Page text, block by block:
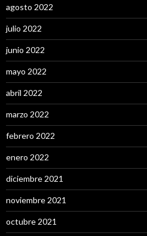
agosto 2022
julio 2022
junio 2022
mayo 2022
abril 2022
marzo 2022
febrero 2022
enero 2022
diciembre 2021
noviembre 2021
octubre 2021